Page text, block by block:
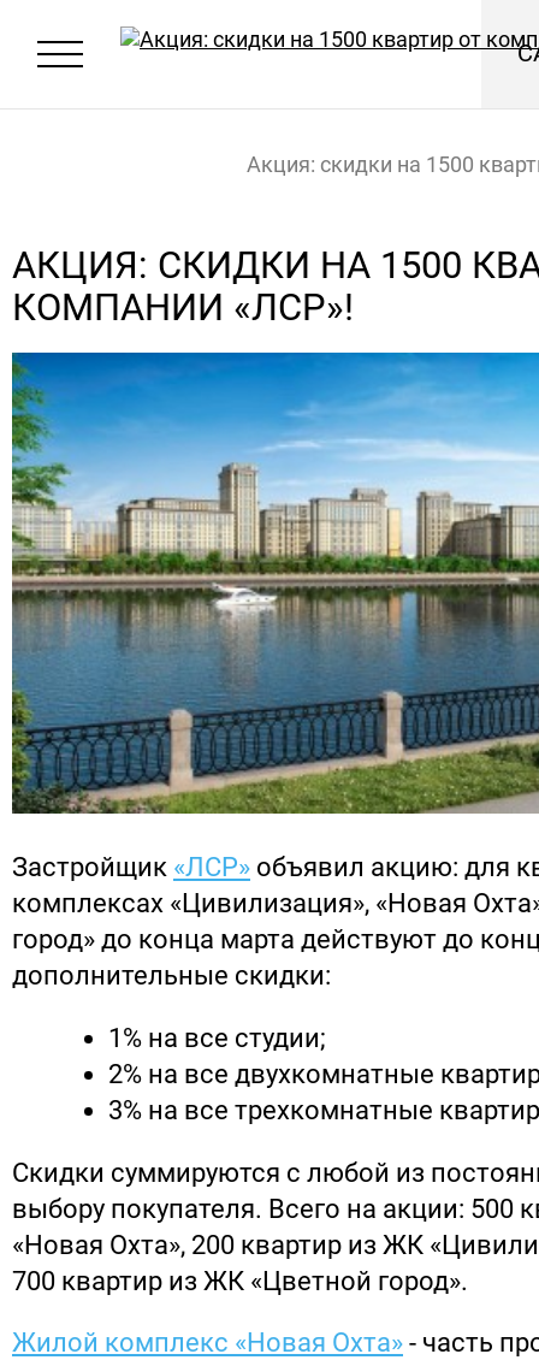
Акция: скидки на 1500
АКЦИЯ: СКИДКИ НА 1500
КОМПАНИИ «ЛСР»!
Застройщик «ЛСР» объявил акцию: для
комплексах «Цивилизация», «Новая
город» до конца марта действуют до
дополнительные скидки:
1% на все студии;
2% на все двухкомнатные
3% на все трехкомнатные
Скидки суммируются с любой из
выбору покупателя. Всего на акции: 500
«Новая Охта», 200 квартир из ЖК
700 квартир из ЖК «Цветной город».
Жилой комплекс «Новая Охта» - часть